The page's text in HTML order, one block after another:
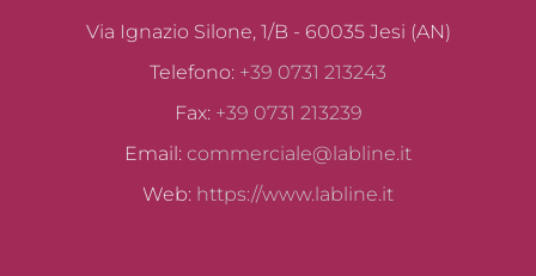
Via Ignazio Silone, 1/B - 60035 Jesi (AN)
Telefono: +39 0731 213243
Fax: +39 0731 213239
Email: commerciale@labline.it
Web: https://www.labline.it